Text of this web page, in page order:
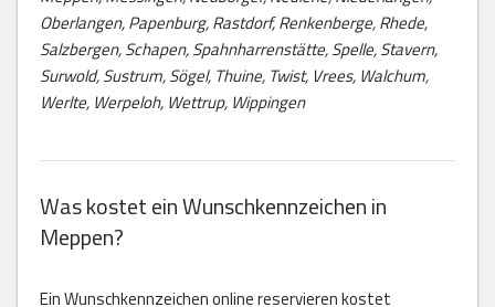
Oberlangen, Papenburg, Rastdorf, Renkenberge, Rhede,
Salzbergen, Schapen, Spahnharrenstätte, Spelle, Stavern,
Surwold, Sustrum, Sögel, Thuine, Twist, Vrees, Walchum,
Werlte, Werpeloh, Wettrup, Wippingen
Was kostet ein Wunschkennzeichen in
Meppen?
Ein Wunschkennzeichen online reservieren kostet